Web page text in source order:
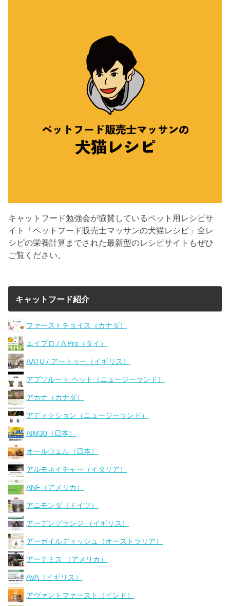
キャットフード勉強会が協賛しているペット用レシピサ
イト「ペットフード販売士マッサンの犬猫レシピ」全レ
シピの栄養計算までされた最新型のレシピサイトもぜひ
ご覧ください。
キャットフード紹介
ファーストチョイス（カナダ）
エイプロ / A Pro（タイ）
AATU / アートゥー（イギリス）
アブソルート ペット（ニュージーランド）
アカナ（カナダ）
アディクション（ニュージーランド）
AIM30（日本）
オールウェル（日本）
アルモネイチャー（イタリア）
ANF（アメリカ）
アニモンダ（ドイツ）
アーデングランジ （イギリス）
アーガイルディッシュ（オーストラリア）
アーテミス （アメリカ）
AVA（イギリス）
アヴァントファースト（インド）